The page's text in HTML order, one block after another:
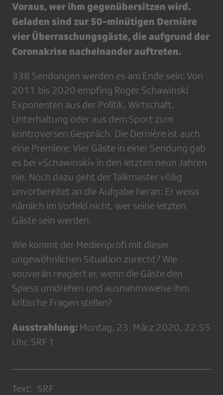
Voraus, wer ihm gegenübersitzen wird.
Geladen sind zur 50-minütigen Dernière
vier Überraschungsgäste, die aufgrund der
Coronakrise nacheinander auftreten.
338 Sendungen werden es am Ende sein: Von
2011 bis 2020 empfing Roger Schawinski
Exponenten aus der Politik, Wirtschaft,
Unterhaltung oder aus dem Sport zum
kontroversen Gespräch. Die Dernière ist auch
eine Premiere: Vier Gäste in einer Sendung gab
es bei «Schawinski» in den letzten neun Jahren
nie. Noch dazu geht der Talkmaster völlig
unvorbereitet an die Aufgabe heran: Er weiss
nämlich im Vorfeld nicht, wer seine letzten
Gäste sein werden.
Wie kommt der Medienprofi mit dieser
ungewöhnlichen Situation zurecht? Wie
souverän reagiert er, wenn die Gäste den
Spiess umdrehen und ausnahmsweise ihm
kritische Fragen stellen?
Ausstrahlung: Montag, 23. März 2020, 22.55
Uhr, SRF 1
Text: SRF